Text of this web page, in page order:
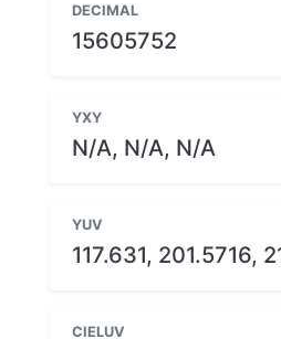
DECIMAL
15605752
YXY
N/A, N/A, N/A
YUV
117.631, 201.5716,
CIELUV